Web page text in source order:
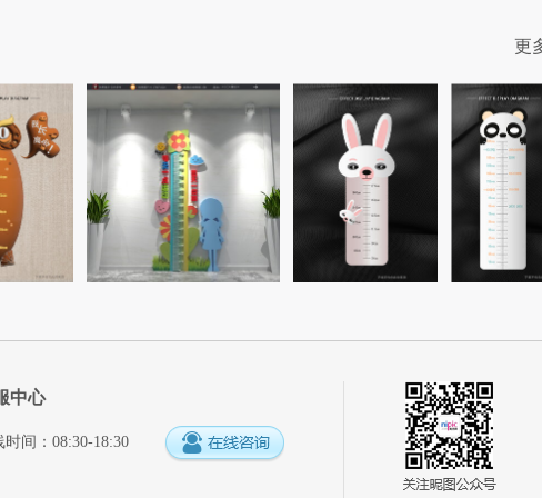
更
中心
时间：08:30-18:30